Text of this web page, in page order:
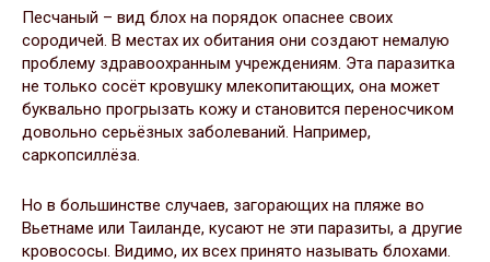
Песчаный – вид блох на порядок опаснее своих
сородичей. В местах их обитания они создают немалую
проблему здравоохранным учреждениям. Эта паразитка
не только сосёт кровушку млекопитающих, она может
буквально прогрызать кожу и становится переносчиком
довольно серьёзных заболеваний. Например,
саркопсиллёза.
Но в большинстве случаев, загорающих на пляже во
Вьетнаме или Таиланде, кусают не эти паразиты, а другие
кровососы. Видимо, их всех принято называть блохами.